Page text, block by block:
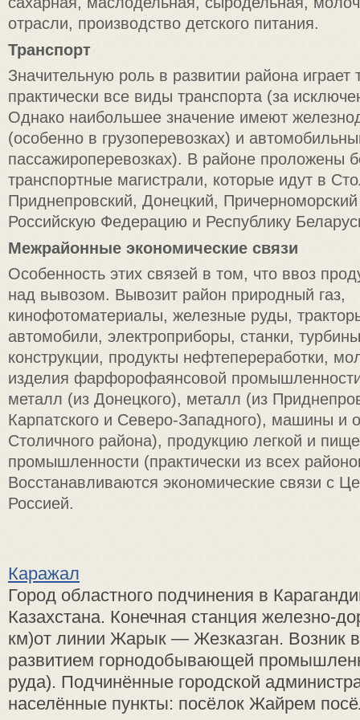
отрасли, производство детского питания.
Транспорт
Значительную роль в развитии района играет
практически все виды транспорта (за
Однако наибольшее значение имеют
(особенно в грузоперевозках) и
пассажироперевозках). В районе проложены
транспортные магистрали, которые идут в
Приднепровский, Донецкий,
Российскую Федерацию и Республику
Межрайонные экономические связи
Особенность этих связей в том, что ввоз
над вывозом. Вывозит район природный газ,
кинофотоматериалы, железные руды,
автомобили, электроприборы, станки,
конструкции, продукты нефтепереработки,
изделия фарфорофаянсовой
металл (из Донецкого), металл (из
Карпатского и Северо-Западного), машины и
Столичного района), продукцию легкой и
промышленности (практически из всех
Восстанавливаются экономические связи с
Россией.
Каражал
Город областного подчинения в
Казахстана. Конечная станция железно-
км)от линии Жарык — Жезказган. Возник
развитием горнодобывающей
руда). Подчинённые городской
населённые пункты: посёлок Жайрем